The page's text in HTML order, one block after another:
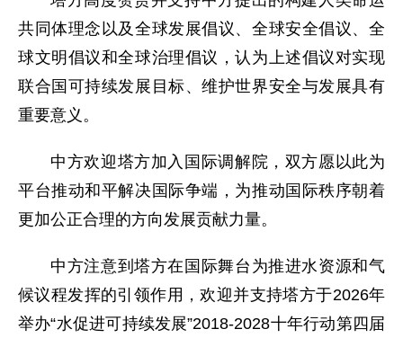
共同体理念以及全球发展倡议、全球安全倡议、全
球文明倡议和全球治理倡议，认为上述倡议对实现
联合国可持续发展目标、维护世界安全与发展具有
重要意义。
中方欢迎塔方加入国际调解院，双方愿以此为
平台推动和平解决国际争端，为推动国际秩序朝着
更加公正合理的方向发展贡献力量。
中方注意到塔方在国际舞台为推进水资源和气
候议程发挥的引领作用，欢迎并支持塔方于2026年
举办“水促进可持续发展”2018-2028十年行动第四届